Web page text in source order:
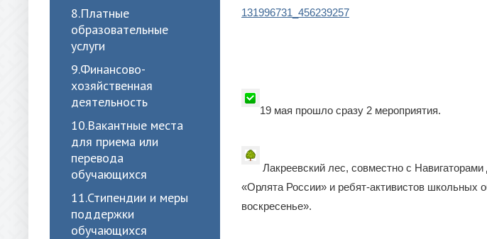
8.Платные
образовательные
услуги
9.Финансово-
хозяйственная
деятельность
10.Вакантные места
для приема или
перевода
обучающихся
11.Стипендии и меры
поддержки
обучающихся
131996731_456239257
19 мая прошло сразу 2 мероприятия.
Лакреевский лес, совместно с
«Орлята России» и ребят-активистов школьных
воскресенье».